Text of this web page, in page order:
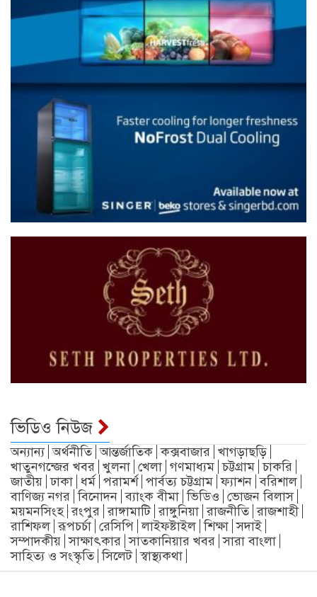
ভিডিও নিউজ
অন্যান্য অর্থনীতি আন্তর্জাতিক কক্সবাজার খাগড়াছড়ি
খাতুনগন্জের খবর খুলনা খেলা গণমাধ্যম চট্টগ্রাম চাকরি
জাতীয় ঢাকা ধর্ম পরামর্শ পার্বত্য চট্টগ্রাম ফ্যাশন বরিশাল
বাণিজ্য নগর বিনোদন ব্যাংক বীমা ভিডিও ভোজন বিলাস
ময়মনসিংহ রংপুর রাঙ্গামাটি রাঙ্গুনিয়া রাজনীতি রাজশাহী
রাশিফল রূপচর্চা রেসিপি লাইফষ্টাইল শিক্ষা সদাই
সম্পাদকীয় সাক্ষাৎকার সাতকানিয়ার খবর সারা বাংলা
সাহিত্য ও সংস্কৃতি সিলেট স্বাস্থ্যকথা